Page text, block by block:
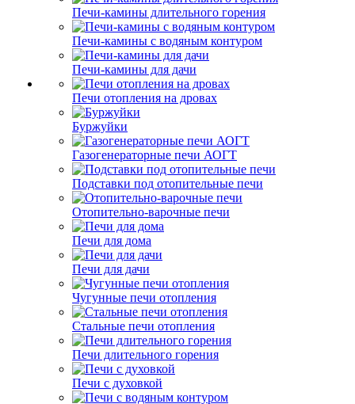
Печи-камины длительного горения
Печи-камины с водяным контуром
Печи-камины для дачи
Печи отопления на дровах
Буржуйки
Газогенераторные печи АОГТ
Подставки под отопительные печи
Отопительно-варочные печи
Печи для дома
Печи для дачи
Чугунные печи отопления
Стальные печи отопления
Печи длительного горения
Печи с духовкой